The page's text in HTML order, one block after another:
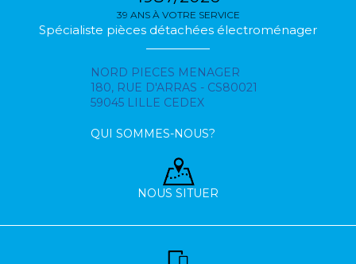
39 ANS À VOTRE SERVICE
Spécialiste pièces détachées électroménager
NORD PIECES MENAGER
180, RUE D'ARRAS - CS80021
59045 LILLE CEDEX
QUI SOMMES-NOUS?
NOUS SITUER